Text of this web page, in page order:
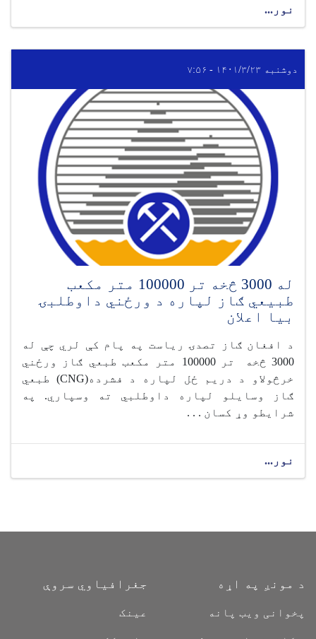
نور...
دوشنبه ۱۴۰۱/۳/۲۳ - ۷:۵۶
له 3000 څخه تر 100000 متر مکعب
طبیعي ګاز لپاره د ورځني داوطلبۍ
بیا اعلان
د افغان ګاز تصدۍ ریاست په پام کې لري چې له
3000 څخه تر 100000 متر مکعب طبعي ګاز ورځني
خرڅولاو د دریم ځل لپاره د فشرده(CNG) طبعي
ګاز وسایلو لپاره داوطلبي ته وسپاري. په
شرایطو وړ کسان . . .
نور...
د مونږ په اړه
پخوانی ویب پانه
جغرافیاوي سروې
عینک